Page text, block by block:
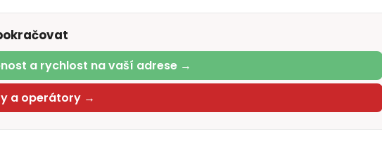
a rychlost na vaší adrese →
a operátory →